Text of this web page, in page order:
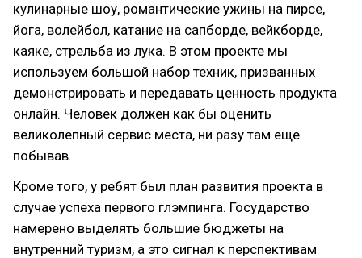
кулинарные шоу, романтические ужины на пирсе,
йога, волейбол, катание на сапборде, вейкборде,
каяке, стрельба из лука. В этом проекте мы
используем большой набор техник, призванных
демонстрировать и передавать ценность продукта
онлайн. Человек должен как бы оценить
великолепный сервис места, ни разу там еще
побывав.
Кроме того, у ребят был план развития проекта в
случае успеха первого глэмпинга. Государство
намерено выделять большие бюджеты на
внутренний туризм, а это сигнал к перспективам